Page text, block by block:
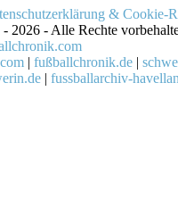
& Cookie-
2026 - Alle Rechte
| fußballchronik.de |
| fussballarchiv-